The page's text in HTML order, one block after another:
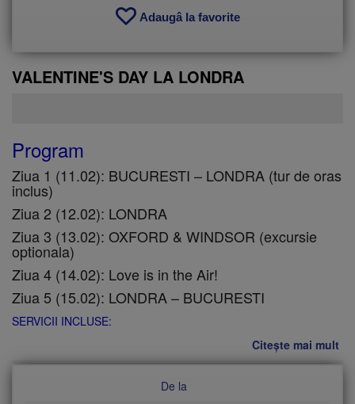
Adaugâ la favorite
VALENTINE'S DAY LA LONDRA
Program
Ziua 1 (11.02): BUCURESTI – LONDRA (tur de oras
inclus)
Ziua 2 (12.02): LONDRA
Ziua 3 (13.02): OXFORD & WINDSOR (excursie
optionala)
Ziua 4 (14.02): Love is in the Air!
Ziua 5 (15.02): LONDRA – BUCURESTI
SERVICII INCLUSE:
Citește mai mult
De la